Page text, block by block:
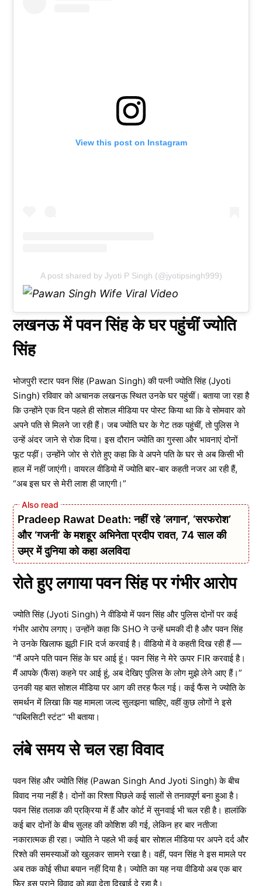
View this post on Instagram
A post shared by Jyoti P Singh (@jyotipsingh999)
लखनऊ में पवन सिंह के घर पहुंचीं ज्योति
सिंह
भोजपुरी स्टार पवन सिंह (Pawan Singh) की पत्नी ज्योति सिंह (Jyoti
Singh) रविवार को अचानक लखनऊ स्थित उनके घर पहुंचीं। बताया जा रहा है
कि उन्होंने एक दिन पहले ही सोशल मीडिया पर पोस्ट किया था कि वे सोमवार को
अपने पति से मिलने जा रही हैं। जब ज्योति घर के गेट तक पहुंचीं, तो पुलिस ने
उन्हें अंदर जाने से रोक दिया। इस दौरान ज्योति का गुस्सा और भावनाएं दोनों
फूट पड़ीं। उन्होंने जोर से रोते हुए कहा कि वे अपने पति के घर से अब किसी भी
हाल में नहीं जाएंगी। वायरल वीडियो में ज्योति बार-बार कहती नजर आ रही हैं,
“अब इस घर से मेरी लाश ही जाएगी।”
Pradeep Rawat Death: नहीं रहे ‘लगान’, ‘सरफरोश’
और ‘गजनी’ के मशहूर अभिनेता प्रदीप रावत, 74 साल की
उम्र में दुनिया को कहा अलविदा
रोते हुए लगाया पवन सिंह पर गंभीर आरोप
ज्योति सिंह (Jyoti Singh) ने वीडियो में पवन सिंह और पुलिस दोनों पर कई
गंभीर आरोप लगाए। उन्होंने कहा कि SHO ने उन्हें धमकी दी है और पवन सिंह
ने उनके खिलाफ झूठी FIR दर्ज करवाई है। वीडियो में वे कहती दिख रही हैं —
“मैं अपने पति पवन सिंह के घर आई हूं। पवन सिंह ने मेरे ऊपर FIR करवाई है।
मैं आपके (फैंस) कहने पर आई हूं, अब देखिए पुलिस के लोग मुझे लेने आए हैं।”
उनकी यह बात सोशल मीडिया पर आग की तरह फैल गई। कई फैंस ने ज्योति के
समर्थन में लिखा कि यह मामला जल्द सुलझना चाहिए, वहीं कुछ लोगों ने इसे
“पब्लिसिटी स्टंट” भी बताया।
लंबे समय से चल रहा विवाद
पवन सिंह और ज्योति सिंह (Pawan Singh And Jyoti Singh) के बीच
विवाद नया नहीं है। दोनों का रिश्ता पिछले कई सालों से तनावपूर्ण बना हुआ है।
पवन सिंह तलाक की प्रक्रिया में हैं और कोर्ट में सुनवाई भी चल रही है। हालांकि
कई बार दोनों के बीच सुलह की कोशिश की गई, लेकिन हर बार नतीजा
नकारात्मक ही रहा। ज्योति ने पहले भी कई बार सोशल मीडिया पर अपने दर्द और
रिश्ते की समस्याओं को खुलकर सामने रखा है। वहीं, पवन सिंह ने इस मामले पर
अब तक कोई सीधा बयान नहीं दिया है। ज्योति का यह नया वीडियो अब एक बार
फिर इस पुराने विवाद को हवा देता दिखाई दे रहा है।